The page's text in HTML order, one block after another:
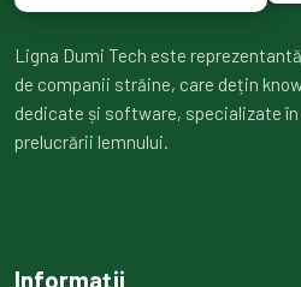
Ligna Dumi Tech este
de companii străine, care dețin
dedicate și software, specializate
prelucrării lemnului.
Informații